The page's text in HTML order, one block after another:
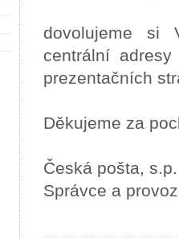
dovolujeme si
centrální
prezentačních
Děkujeme za
Česká pošta, s.p.
Správce a